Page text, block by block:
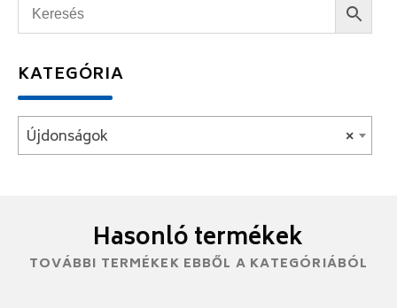
KATEGÓRIA
×
Újdonságok
Hasonló termékek
TOVÁBBI TERMÉKEK EBBŐL A KATEGÓRIÁBÓL